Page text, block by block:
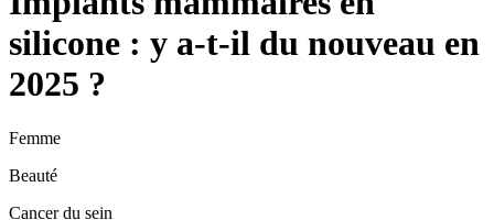
silicone : y a-t-il du nouveau en
2025 ?
Femme
Beauté
Cancer du sein